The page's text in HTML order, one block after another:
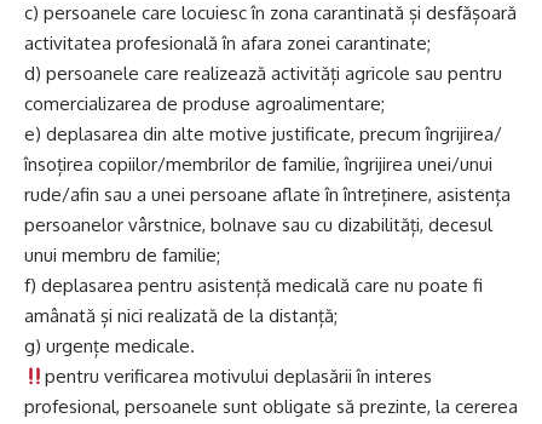
c) persoanele care locuiesc în zona carantinată și desfășoară
activitatea profesională în afara zonei carantinate;
d) persoanele care realizează activități agricole sau pentru
comercializarea de produse agroalimentare;
e) deplasarea din alte motive justificate, precum îngrijirea/
însoțirea copiilor/membrilor de familie, îngrijirea unei/unui
rude/afin sau a unei persoane aflate în întreținere, asistența
persoanelor vârstnice, bolnave sau cu dizabilități, decesul
unui membru de familie;
f) deplasarea pentru asistență medicală care nu poate fi
amânată și nici realizată de la distanță;
g) urgențe medicale.
pentru verificarea motivului deplasării în interes
profesional, persoanele sunt obligate să prezinte, la cererea